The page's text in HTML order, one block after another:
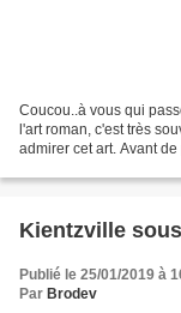
Coucou..à vous qui
l'art roman, c'est très
admirer cet art. Avant
Kientzville
Publié le 25/01/2019 à
Par Brodev